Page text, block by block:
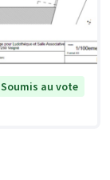
Soumis au vote